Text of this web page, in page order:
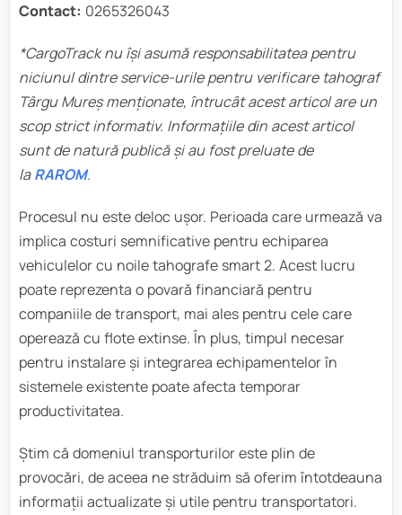
Contact: 0265326043
*CargoTrack nu își asumă responsabilitatea pentru
niciunul dintre service-urile pentru verificare tahograf
Târgu Mureș menționate, întrucât acest articol are un
scop strict informativ. Informațiile din acest articol
sunt de natură publică și au fost preluate de
laRAROM.
Procesul nu este deloc ușor. Perioada care urmează va
implica costuri semnificative pentru echiparea
vehiculelor cu noile tahografe smart 2. Acest lucru
poate reprezenta o povară financiară pentru
companiile de transport, mai ales pentru cele care
operează cu flote extinse. În plus, timpul necesar
pentru instalare și integrarea echipamentelor în
sistemele existente poate afecta temporar
productivitatea.
Știm că domeniul transporturilor este plin de
provocări, de aceea ne străduim să oferim întotdeauna
informații actualizate și utile pentru transportatori.